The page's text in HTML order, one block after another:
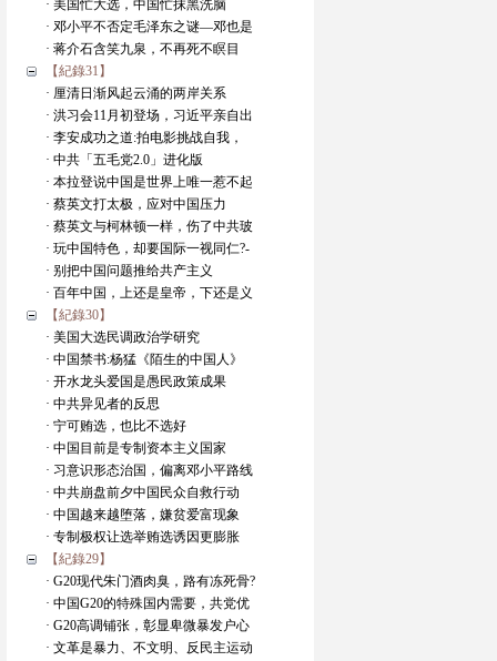
· 美国忙大选，中国忙抹黑洗脑
· 邓小平不否定毛泽东之谜—邓也是
· 蒋介石含笑九泉，不再死不瞑目
【紀錄31】
· 厘清日渐风起云涌的两岸关系
· 洪习会11月初登场，习近平亲自出
· 李安成功之道:拍电影挑战自我，
· 中共「五毛党2.0」进化版
· 本拉登说中国是世界上唯一惹不起
· 蔡英文打太极，应对中国压力
· 蔡英文与柯林顿一样，伤了中共玻
· 玩中国特色，却要国际一视同仁?-
· 别把中国问题推给共产主义
· 百年中国，上还是皇帝，下还是义
【紀錄30】
· 美国大选民调政治学研究
· 中国禁书:杨猛《陌生的中国人》
· 开水龙头爱国是愚民政策成果
· 中共异见者的反思
· 宁可贿选，也比不选好
· 中国目前是专制资本主义国家
· 习意识形态治国，偏离邓小平路线
· 中共崩盘前夕中国民众自救行动
· 中国越来越堕落，嫌贫爱富现象
· 专制极权让选举贿选诱因更膨胀
【紀錄29】
· G20现代朱门酒肉臭，路有冻死骨?
· 中国G20的特殊国内需要，共党优
· G20高调铺张，彰显卑微暴发户心
· 文革是暴力、不文明、反民主运动